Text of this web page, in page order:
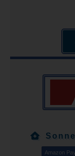
Amazon